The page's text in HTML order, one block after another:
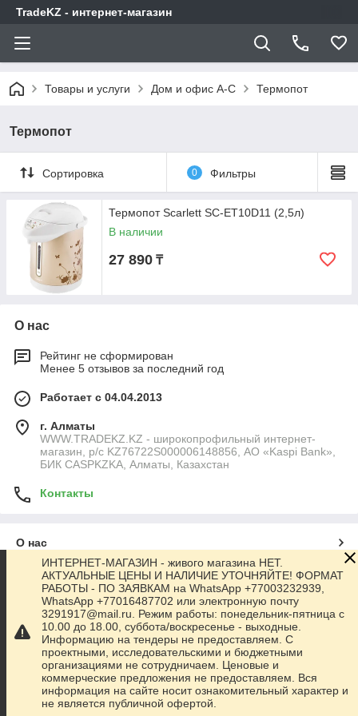
TradeKZ - интернет-магазин
Товары и услуги Дом и офис A-C Термопот
Термопот
Сортировка 0 Фильтры
Термопот Scarlett SC-ET10D11 (2,5л)
В наличии
27 890 ₸
О нас
Рейтинг не сформирован
Менее 5 отзывов за последний год
Работает с 04.04.2013
г. Алматы
WWW.TRADEKZ.KZ - широкопрофильный интернет-
магазин, р/с KZ76722S000006148856, АО «Kaspi Bank»,
БИК CASPKZKA, Алматы, Казахстан
Контакты
О нас
Контакты
Доставка и оплата
Полная версия сайта
Сайт создан на маркетплейсеSatu.kz
ИНТЕРНЕТ-МАГАЗИН - живого магазина НЕТ.
АКТУАЛЬНЫЕ ЦЕНЫ И НАЛИЧИЕ УТОЧНЯЙТЕ! ФОРМАТ
РАБОТЫ - ПО ЗАЯВКАМ на WhatsApp +77003232939,
WhatsApp +77016487702 или электронную почту
3291917@mail.ru. Режим работы: понедельник-пятница с
10.00 до 18.00, суббота/воскресенье - выходные.
Информацию на тендеры не предоставляем. С
проектными, исследовательскими и бюджетными
организациями не сотрудничаем. Ценовые и
коммерческие предложения не предоставляем. Вся
информация на сайте носит ознакомительный характер и
не является публичной офертой.